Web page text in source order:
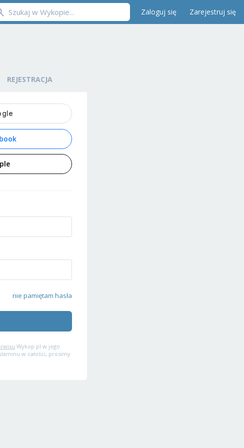
Zaloguj się Zarejestruj się
REJESTRACJA
nie pamiętam hasła
Wykop.pl w jego
w całości, prosimy